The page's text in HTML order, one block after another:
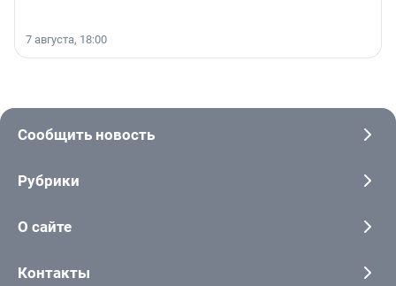
7 августа, 18:00
Сообщить новость
Рубрики
О сайте
Контакты